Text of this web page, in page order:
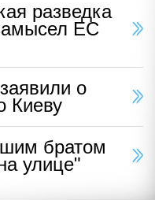
разведка
ЕС
о
Киеву
братом
улице"